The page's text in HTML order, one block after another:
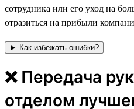
сотрудника или его уход на
отразиться на прибыли
► Как избежать ошибки?
❌ Передача
отделом